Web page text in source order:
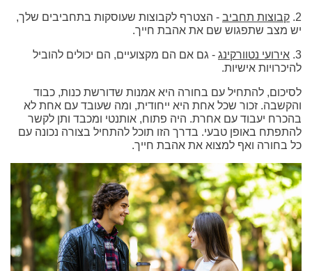
2. קבוצות תחביב - הצטרף לקבוצות שעוסקות בתחביבים שלך,
יש מצב שתפגוש שם את אהבת חייך.
3. אירועי נטוורקינג - גם אם הם מקצועיים, הם יכולים להוביל
להיכרויות אישיות.
לסיכום, להתחיל עם בחורה היא אמנות שדורשת כנות, כבוד
והקשבה. זכור שכל אחת היא ייחודית, ומה שעובד עם אחת לא
בהכרח יעבוד עם אחרת. היה פתוח, אותנטי ומכבד ותן לקשר
להתפתח באופן טבעי. בדרך הזו תוכל להתחיל בצורה נכונה עם
כל בחורה ואף למצוא את אהבת חייך.